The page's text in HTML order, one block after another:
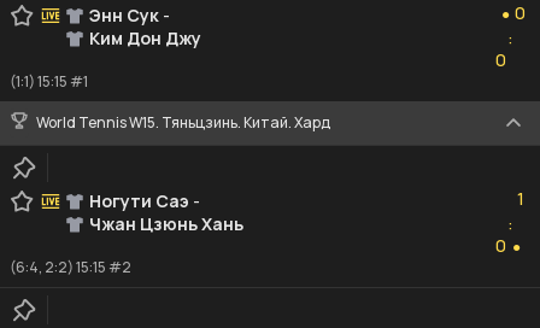
Энн Сук -
Ким Дон Джу
● 0
:
0
(1:1) 15:15 #1
World Tennis W15. Тяньцзинь. Китай. Хард
Ногути Саэ -
Чжан Цзюнь Хань
1
:
0 ●
(6:4, 2:2) 15:15 #2